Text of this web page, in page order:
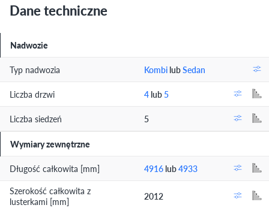
Dane techniczne
Nadwozie
Typ nadwozia Kombi lubSedan
Liczba drzwi 4 lub 5
Liczba siedzeń 5
Wymiary zewnętrzne
Długość całkowita [mm] 4916 lub4933
Szerokość całkowita z
lusterkami [mm]
2012